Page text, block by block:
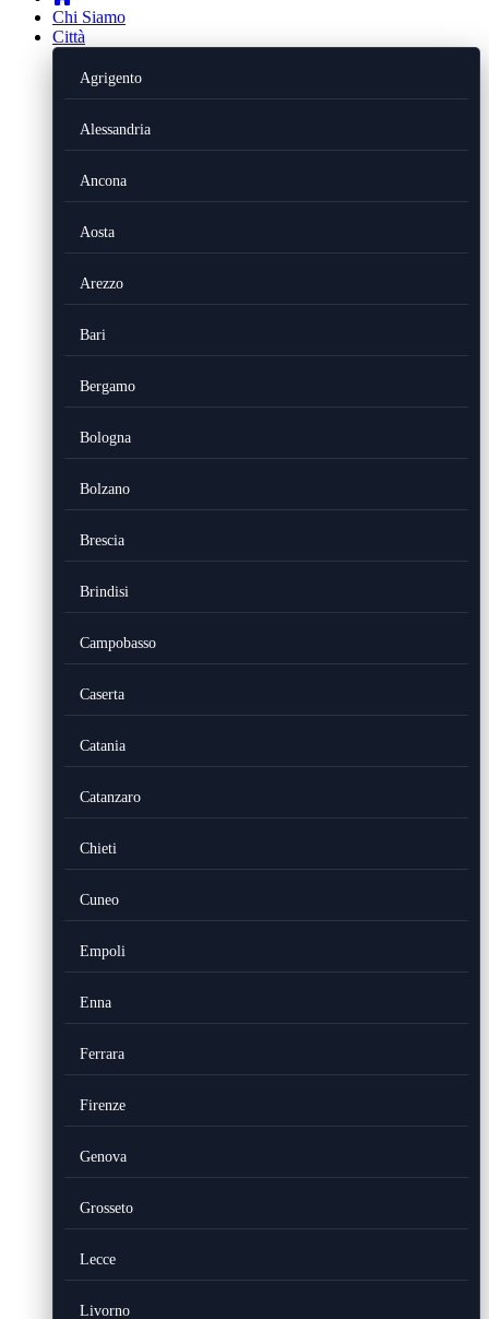
Chi Siamo
Città
Agrigento
Alessandria
Ancona
Aosta
Arezzo
Bari
Bergamo
Bologna
Bolzano
Brescia
Brindisi
Campobasso
Caserta
Catania
Catanzaro
Chieti
Cuneo
Empoli
Enna
Ferrara
Firenze
Genova
Grosseto
Lecce
Livorno